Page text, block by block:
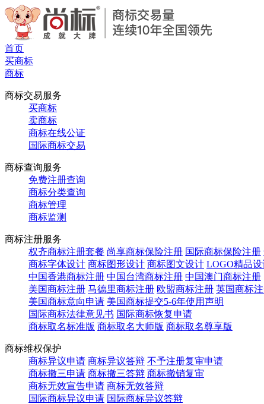
首页
买商标
商标
商标交易服务
买商标
卖商标
商标在线公证
国际商标交易
商标查询服务
免费注册查询
商标分类查询
商标管理
商标监测
商标注册服务
权齐商标注册套餐 尚享商标保险注册 国际商标保险注册
商标字体设计 商标图形设计 商标图文设计 LOGO精品设
中国香港商标注册 中国台湾商标注册 中国澳门商标注册
美国商标注册 马德里商标注册 欧盟商标注册 英国商标
美国商标意向申请 美国商标提交5-6年使用声明
国际商标法律意见书 国际商标恢复申请
商标取名标准版 商标取名大师版 商标取名尊享版
商标维权保护
商标异议申请 商标异议答辩 不予注册复审申请
商标撤三申请 商标撤三答辩 商标撤销复审
商标无效宣告申请 商标无效答辩
国际商标异议申请 国际商标异议答辩